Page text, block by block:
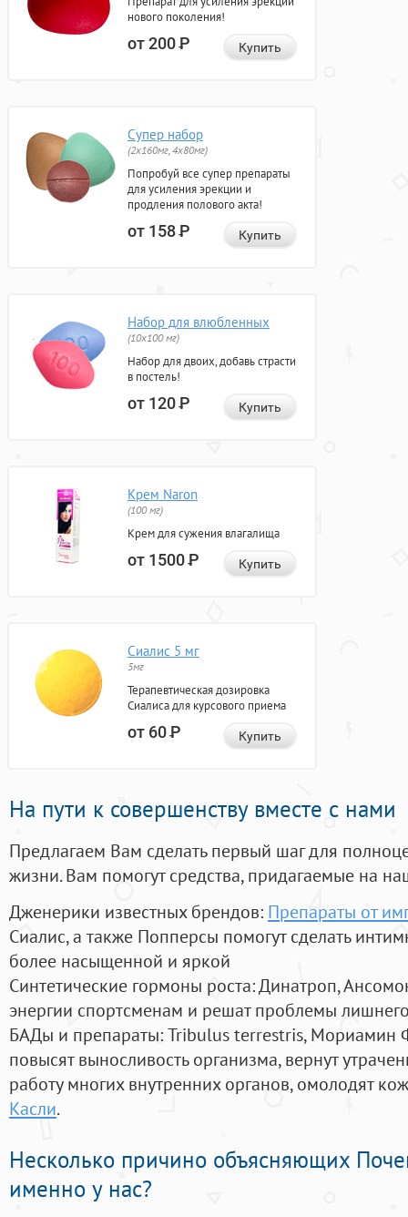
нового поколения!
от 200Р Купить
Супер набор
(2х160мг, 4х80мг)
Попробуй все супер препараты
для усиления эрекции и
продления полового акта!
от 158Р Купить
Набор для влюбленных
(10х100 мг)
Набор для двоих, добавь страсти
в постель!
от 120Р Купить
Крем Naron
(100 мг)
Крем для сужения влагалища
от 1500Р Купить
Сиалис 5 мг
5мг
Терапевтическая дозировка
Сиалиса для курсового приема
от 60Р Купить
На пути к совершенству вместе с нами
Предлагаем Вам сделать первый шаг для
жизни. Вам помогут средства, придагаемые на
Дженерики известных брендов: Препараты от
Сиалис, а также Попперсы помогут сделать
более насыщенной и яркой
Синтетические гормоны роста: Динатроп,
энергии спортсменам и решат проблемы
БАДы и препараты:Tribulus terrestris, Мориамин
повысят выносливость организма, вернут
работу многих внутренних органов, омолодят
Касли.
Несколько причино объясняющих
именно у нас?